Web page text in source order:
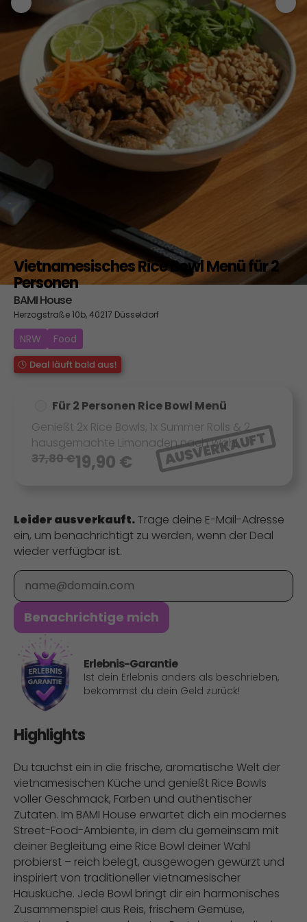
Vietnamesisches Rice Bowl Menü für 2
Personen
BAMI House
Herzogstraße 10b, 40217 Düsseldorf
NRW Food
Für 2 Personen Rice Bowl Menü
Genießt 2x Rice Bowls, 1x Summer Rolls & 2
hausgemachte Limonaden nach Wahl.
37,80€19,90 € AUSVERKAUFT
Leider ausverkauft. Trage deine E-Mail-Adresse
ein, um benachrichtigt zu werden, wenn der Deal
wieder verfügbar ist.
E-Mail
Benachrichtige mich
Erlebnis-Garantie
Ist dein Erlebnis anders als beschrieben,
bekommst du dein Geld zurück!
Highlights
Du tauchst ein in die frische, aromatische Welt der
vietnamesischen Küche und genießt Rice Bowls
voller Geschmack, Farben und authentischer
Zutaten. Im BAMI House erwartet dich ein modernes
Street-Food-Ambiente, in dem du gemeinsam mit
deiner Begleitung eine Rice Bowl deiner Wahl
probierst – reich belegt, ausgewogen gewürzt und
inspiriert von traditioneller vietnamesischer
Hausküche. Jede Bowl bringt dir ein harmonisches
Zusammenspiel aus Reis, frischem Gemüse,